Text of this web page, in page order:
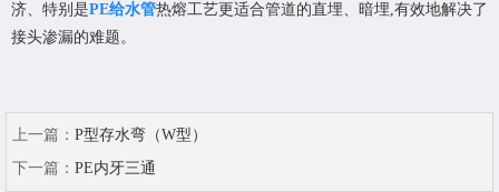
济、特别是PE给水管热熔工艺更适合管道的直埋、暗埋,有效地解决了
接头渗漏的难题。
上一篇： P型存水弯（W型）
下一篇： PE内牙三通